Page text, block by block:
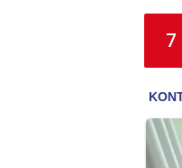
7